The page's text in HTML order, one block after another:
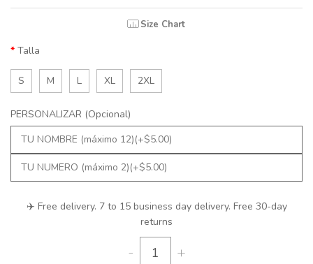
Size Chart
Talla
S M L XL 2XL
PERSONALIZAR (Opcional)
✈️ Free delivery. 7 to 15 business day delivery. Free 30-day
returns
- +